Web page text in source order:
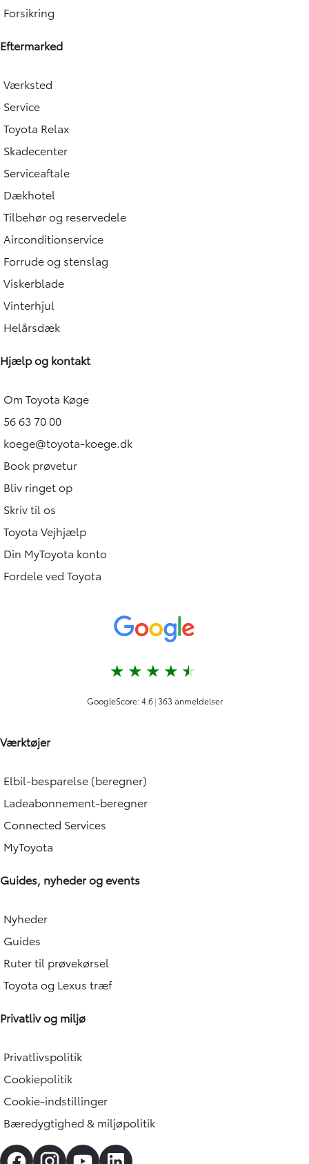
Forsikring
Eftermarked
Værksted
Service
Toyota Relax
Skadecenter
Serviceaftale
Dækhotel
Tilbehør og reservedele
Airconditionservice
Forrude og stenslag
Viskerblade
Vinterhjul
Helårsdæk
Hjælp og kontakt
Om Toyota Køge
56 63 70 00
koege@toyota-koege.dk
Book prøvetur
Bliv ringet op
Skriv til os
Toyota Vejhjælp
Din MyToyota konto
Fordele ved Toyota
Værktøjer
Elbil-besparelse (beregner)
Ladeabonnement-beregner
Connected Services
MyToyota
Guides, nyheder og events
Nyheder
Guides
Ruter til prøvekørsel
Toyota og Lexus træf
Privatliv og miljø
Privatlivspolitik
Cookiepolitik
Cookie-indstillinger
Bæredygtighed & miljøpolitik